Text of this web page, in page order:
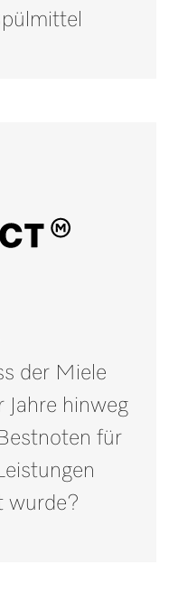
der Miele
Jahre hinweg
für
wurde?